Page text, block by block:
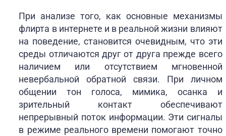
При анализе того, как основные механизмы
флирта в интернете и в реальной жизни влияют
на поведение, становится очевидным, что эти
среды отличаются друг от друга прежде всего
наличием или отсутствием мгновенной
невербальной обратной связи. При личном
общении тон голоса, мимика, осанка и
зрительный контакт обеспечивают
непрерывный поток информации. Эти сигналы
в режиме реального времени помогают точно